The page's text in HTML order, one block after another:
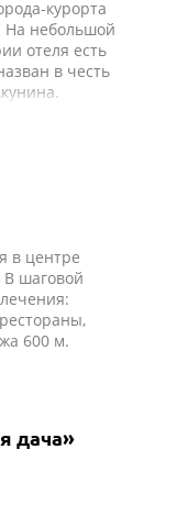
курорта
На небольшой
отеля есть
в честь
в центре
В шаговой
600 м.
дача»